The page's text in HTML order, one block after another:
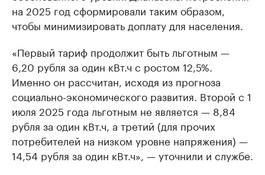
на 2025 год сформировали таким образом,
чтобы минимизировать доплату для населения.
«Первый тариф продолжит быть льготным —
6,20 рубля за один кВт.ч с ростом 12,5%.
Именно он рассчитан, исходя из прогноза
социально-экономического развития. Второй с 1
июля 2025 года льготным не является — 8,84
рубля за один кВт.ч, а третий (для прочих
потребителей на низком уровне напряжения) —
14,54 рубля за один кВт.ч», — уточнили и службе.